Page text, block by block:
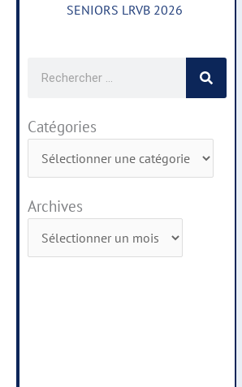
SENIORS LRVB 2026
Catégories
Catégories
Archives
Archives